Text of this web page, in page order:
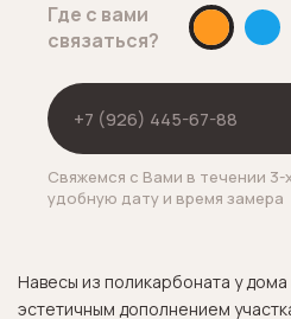
Где с вами
связаться?
Свяжемся с Вами в течении 3-
удобную дату и время замера
Навесы из поликарбоната у дома
эстетичным дополнением